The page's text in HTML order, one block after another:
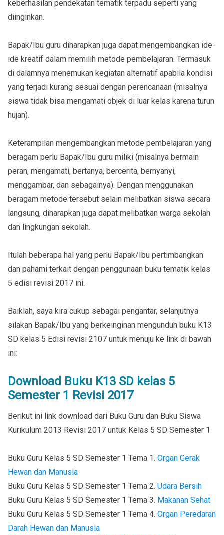
keberhasilan pendekatan tematik terpadu seperti yang
diinginkan.
Bapak/Ibu guru diharapkan juga dapat mengembangkan ide-
ide kreatif dalam memilih metode pembelajaran. Termasuk
di dalamnya menemukan kegiatan alternatif apabila kondisi
yang terjadi kurang sesuai dengan perencanaan (misalnya
siswa tidak bisa mengamati objek di luar kelas karena turun
hujan).
Keterampilan mengembangkan metode pembelajaran yang
beragam perlu Bapak/Ibu guru miliki (misalnya bermain
peran, mengamati, bertanya, bercerita, bernyanyi,
menggambar, dan sebagainya). Dengan menggunakan
beragam metode tersebut selain melibatkan siswa secara
langsung, diharapkan juga dapat melibatkan warga sekolah
dan lingkungan sekolah.
Itulah beberapa hal yang perlu Bapak/Ibu pertimbangkan
dan pahami terkait dengan penggunaan buku tematik kelas
5 edisi revisi 2017 ini.
Baiklah, saya kira cukup sebagai pengantar, selanjutnya
silakan Bapak/Ibu yang berkeinginan mengunduh buku K13
SD kelas 5 Edisi revisi 2107 untuk menuju ke link di bawah
ini:
Download Buku K13 SD kelas 5
Semester 1 Revisi 2017
Berikut ini link download dari Buku Guru dan Buku Siswa
Kurikulum 2013 Revisi 2017 untuk Kelas 5 SD Semester 1
Buku Guru Kelas 5 SD Semester 1 Tema 1. Organ Gerak
Hewan dan Manusia
Buku Guru Kelas 5 SD Semester 1 Tema 2. Udara Bersih
Buku Guru Kelas 5 SD Semester 1 Tema 3. Makanan Sehat
Buku Guru Kelas 5 SD Semester 1 Tema 4. Organ Peredaran
Darah Hewan dan Manusia